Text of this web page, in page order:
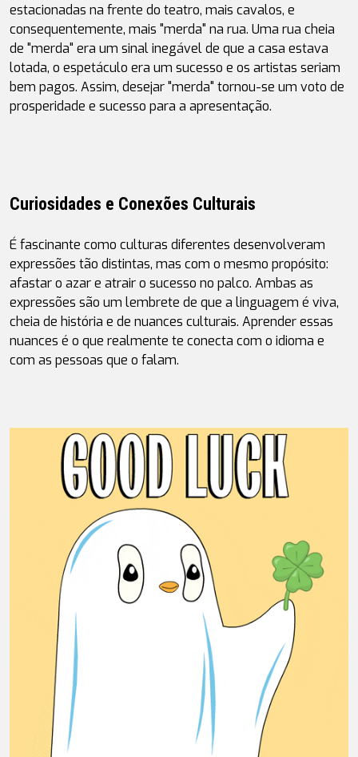
estacionadas na frente do teatro, mais cavalos, e
consequentemente, mais "merda" na rua. Uma rua cheia
de "merda" era um sinal inegável de que a casa estava
lotada, o espetáculo era um sucesso e os artistas seriam
bem pagos. Assim, desejar "merda" tornou-se um voto de
prosperidade e sucesso para a apresentação.
Curiosidades e Conexões Culturais
É fascinante como culturas diferentes desenvolveram
expressões tão distintas, mas com o mesmo propósito:
afastar o azar e atrair o sucesso no palco. Ambas as
expressões são um lembrete de que a linguagem é viva,
cheia de história e de nuances culturais. Aprender essas
nuances é o que realmente te conecta com o idioma e
com as pessoas que o falam.